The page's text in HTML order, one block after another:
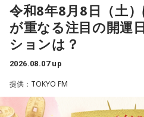
てみては。
4．どうやって放水しているの
上手な出し方を気にしたあなた
しっかり持っているので、我慢
ことも。完璧を意識しすぎず、
す。
■2026年8月8日はどんな日？
2026年8月8日（土）・先勝
・寅の日
・六曜「先勝」（午前中が吉とさ
令和8年8月8日（土
が重なる注目の開運
ションは？
2026.08.07 up
提供：TOKYO FM